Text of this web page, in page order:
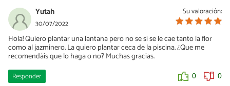
Su valoración:
Yutah
30/07/2022
Hola! Quiero plantar una lantana pero no se si se le cae tanto la flor
como al jazminero. La quiero plantar ceca de la piscina. ¿Que me
recomendáis que lo haga o no? Muchas gracias.
Responder 0 0